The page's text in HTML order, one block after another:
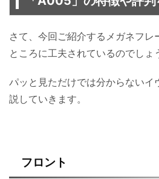
さて、今回ご紹介するメガネフ
ところに工夫されているのでしょ
パッと見ただけでは分からないイ
説していきます。
フロント